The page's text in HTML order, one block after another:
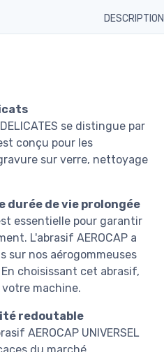
DESCRIPTION
DELICATES se distingue par
conçu pour les
sur verre, nettoyage
durée de vie prolongée
essentielle pour garantir
L'abrasif AEROCAP a
sur nos aérogommeuses
choisissant cet abrasif,
machine.
redoutable
AEROCAP UNIVERSEL